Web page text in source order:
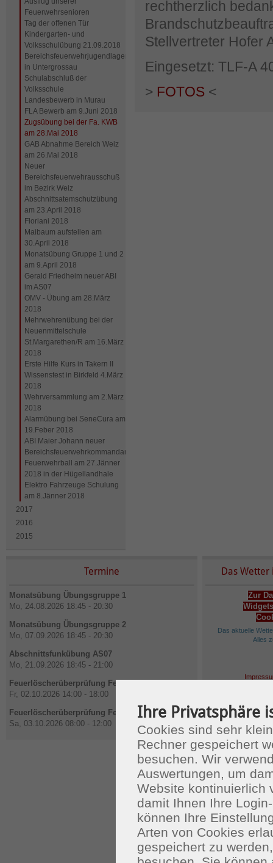
Feuerwehrsenioren
Tag der offenen Tür
Kindergarten- und
Volksschulübung 21.09.2018
Bereichsfeuerwehrjugendlager
in Untergrossau
Schulabschluß der
Volksschule
Landesbewerb in Murau
FLA Bewerb am 9.Juni 2018
Zugsübung bei der Fa. KWB
am 28.Mai 2018
GAB Abnahme Bereich Weiz
am 26.Mai 2018
Neuer
Bereichsfeuerwehrausschuß
im Bezirk Weiz
Abschnittsatemschutzübung
am 23.April 2018
Floriani 2018
Maibaum aufstellen am
30.April 2018
Monatsübung Gruppe 1 und 2
am 9.April 2018
Gerald Friedheim neuer ABI
im AS07
OMV - Übung am 28.März
2018
Mehrwehrenübung bei der
Neuenmittelschule
St.Margarethen/R am 16.März
2018
Erste Hilfe Kurs in Takern II
Wissenstest in Birkfeld 4.März
2018
Wehrversammlung am 2.März
2018
Alarmübung bei SeneCura am
19.Feber 2018
ABI Maier Johann neuer
Bereichsfeuerwehrkommandantstellvertreter
Feuerwehrball am 27.Jänner
2018 in der Hügellandhale
Elektro Fahrzeuge Schulung
am 8.Jänner 2018
2017
2016
2015
rechtherzlich
Stellvertreter Hofer
Eingesetzt: TLF-A
> FOTOS <
Termine
Monatsübung Übungsgruppe 1
Mo, 24.08.2026 18:45 - 20:30
Monatsübung Übungsgruppe 2
Mo, 07.09.2026 18:45 - 20:30
Abschnittsfunkübung AS07
Mo, 21.09.2026 18:45 - 21:00
Feuerlöscherüberprüfung Feuerwehrhaus
Fr, 02.10.2026 14:00 - 18:00
Feuerlöscherüberprüfung Feuerwehrhaus
Sa, 03.10.2026 08:00 - 12:00
Das Wetter
Zur
Das aktuelle
Alles
Ihre Privatsphäre
Cookies sind sehr
Rechner gespeichert
besuchen. Wir
Auswertungen, um
Website kontinuierlich
damit Ihnen Ihre
können Ihre
Arten von Cookies
gespeichert zu